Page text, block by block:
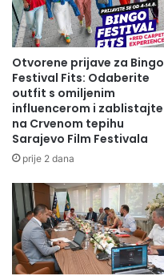
Otvorene prijave za Bingo
Festival Fits: Odaberite
outfit s omiljenim
influencerom i zablistajte
na Crvenom tepihu
Sarajevo Film Festivala
prije 2 dana